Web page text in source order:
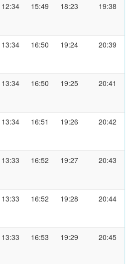
12:34 15:49 18:23 19:38
13:34 16:50 19:24 20:39
13:34 16:50 19:25 20:41
13:34 16:51 19:26 20:42
13:33 16:52 19:27 20:43
13:33 16:52 19:28 20:44
13:33 16:53 19:29 20:45